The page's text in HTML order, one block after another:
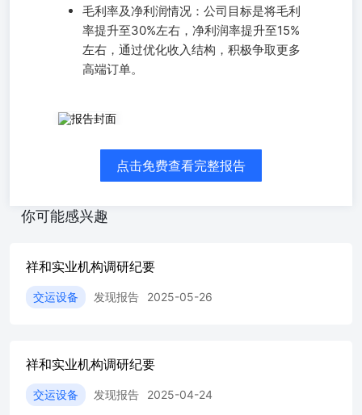
毛利率及净利润情况：公司目标是将毛利
率提升至30%左右，净利润率提升至15%
左右，通过优化收入结构，积极争取更多
高端订单。
调研日期: 2026-07-08 浙江天台祥和实业股份有限公司成立
和高分子改性材料。公司在浙江天台山,参与国家高速铁路
轨道扣件研发,并承担非金属部件子课题研发试制任务。公
件主要生产铝电解电容器用橡胶密封塞、盖板和底座,是该
零部件、公路项目、轨道交通和医疗辅助器材等领域。公司
坚持“同心多元”战略,努力实现“百年祥和世界祥和”目标。
公司副总经理、董事会秘书齐伟首先向与会投资者介绍公司
况? 答:轨道扣件业务预计未来几年将保持稳定增长。主要
有:1、新建铁路市场,国家铁路投资持续保持高位运行。目
前国内高铁运营里程达5万公里,根据铁路发展规划,未来高
铁运营里程将达到约7.5万公里,即未来几年高铁新建约2.5万
点击免费查看完整报告
你可能感兴趣
祥和实业机构调研纪要
交运设备 发现报告 2025-05-26
祥和实业机构调研纪要
交运设备 发现报告 2025-04-24